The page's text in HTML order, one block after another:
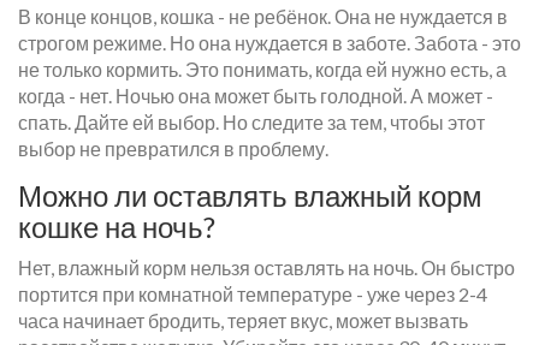
В конце концов, кошка - не ребёнок. Она не нуждается в
строгом режиме. Но она нуждается в заботе. Забота - это
не только кормить. Это понимать, когда ей нужно есть, а
когда - нет. Ночью она может быть голодной. А может -
спать. Дайте ей выбор. Но следите за тем, чтобы этот
выбор не превратился в проблему.
Можно ли оставлять влажный корм
кошке на ночь?
Нет, влажный корм нельзя оставлять на ночь. Он быстро
портится при комнатной температуре - уже через 2-4
часа начинает бродить, теряет вкус, может вызвать